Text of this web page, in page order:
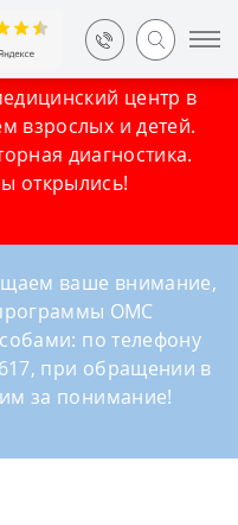
центр в
взрослых и детей.
диагностика.
открылись!
ваше внимание,
ОМС
по телефону
при обращении в
за понимание!